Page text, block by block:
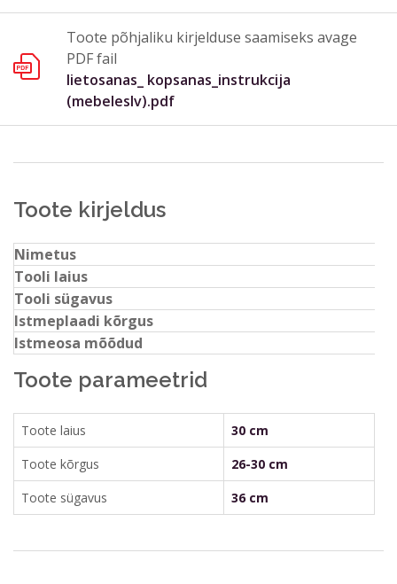
Toote põhjaliku kirjelduse saamiseks avage
PDF fail
lietosanas_ kopsanas_instrukcija
(mebeleslv).pdf
Toote kirjeldus
Nimetus
Tooli laius
Tooli sügavus
Istmeplaadi kõrgus
Istmeosa mõõdud
Toote parameetrid
Toote laius
30 cm
Toote kõrgus
26-30 cm
Toote sügavus
36 cm